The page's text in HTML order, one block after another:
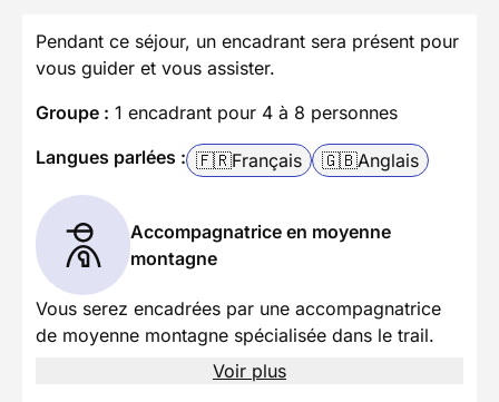
Pendant ce séjour, un encadrant sera présent pour
vous guider et vous assister.
Groupe : 1 encadrant pour 4 à 8 personnes
Langues parlées : 🇫🇷Français 🇬🇧Anglais
Accompagnatrice en moyenne
montagne
Vous serez encadrées par une accompagnatrice
de moyenne montagne spécialisée dans le trail.
Voir plus